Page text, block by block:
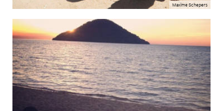
Maxime Schepers